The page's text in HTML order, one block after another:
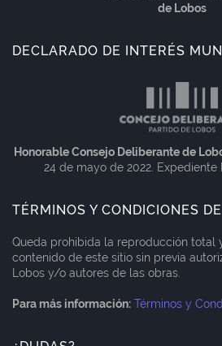
de Lobos
DECLARADO DE INTERÉS
Honorable Consejo Deliberante de
24 de mayo de 2022. Expediente
TÉRMINOS Y CONDICIONES
Queda prohibida la reproducción total
contenido de este sitio sin previa
Lobos y/o autores de las obras.
Para más información: Términos y